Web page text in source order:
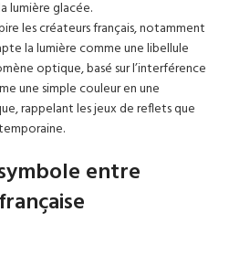
lumière glacée.
les créateurs français, notamment
la lumière comme une libellule
optique, basé sur l’interférence
une simple couleur en une
rappelant les jeux de reflets que
entre